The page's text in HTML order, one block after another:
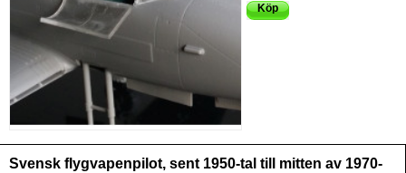
Köp
Svensk flygvapenpilot, sent 1950-tal till mitten av 1970-